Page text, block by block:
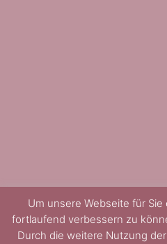
Um unsere Webseite für
fortlaufend verbessern zu
Durch die weitere Nutzung